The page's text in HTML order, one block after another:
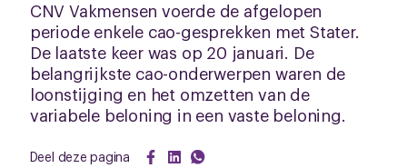
CNV Vakmensen voerde de afgelopen
periode enkele cao-gesprekken met Stater.
De laatste keer was op 20 januari. De
belangrijkste cao-onderwerpen waren de
loonstijging en het omzetten van de
variabele beloning in een vaste beloning.
Deel deze pagina